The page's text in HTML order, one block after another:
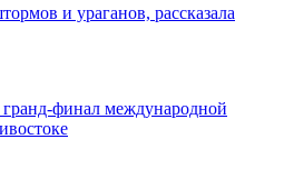
и ураганов, рассказала
международной